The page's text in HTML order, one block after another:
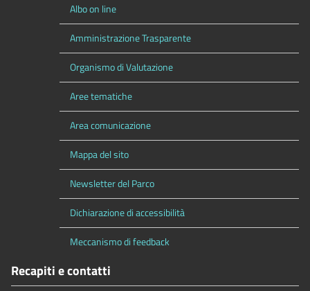
Albo on line
Amministrazione Trasparente
Organismo di Valutazione
Aree tematiche
Area comunicazione
Mappa del sito
Newsletter del Parco
Dichiarazione di accessibilità
Meccanismo di feedback
Recapiti e contatti